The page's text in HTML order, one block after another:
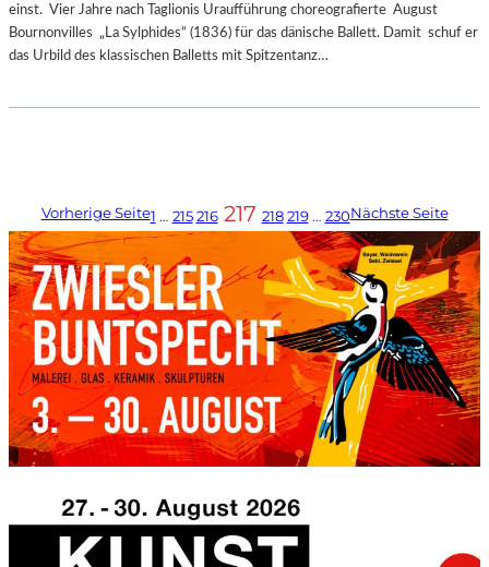
einst. Vier Jahre nach Taglionis Uraufführung choreografierte August
Bournonvilles „La Sylphides“ (1836) für das dänische Ballett. Damit schuf er
das Urbild des klassischen Balletts mit Spitzentanz…
Vorherige Seite1 … 215 216 217 218 219 … 230Nächste Seite